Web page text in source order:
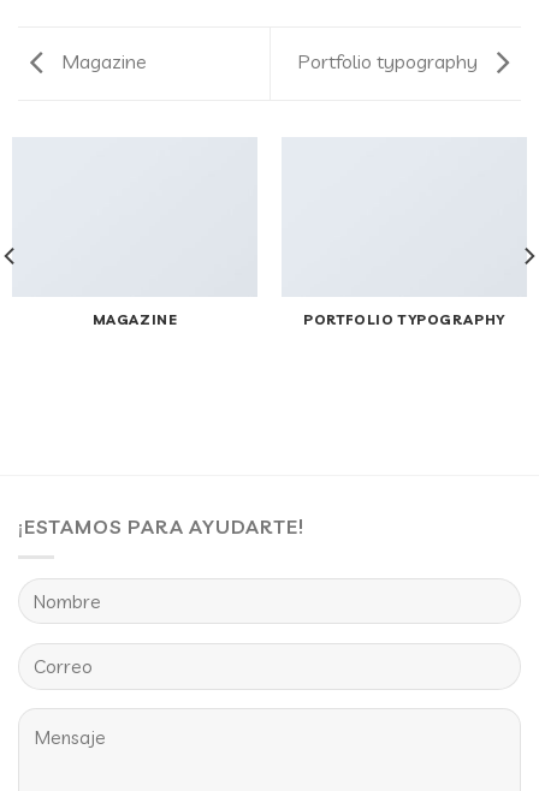
Magazine Portfolio typography
MAGAZINE PORTFOLIO TYPOGRAPHY
¡ESTAMOS PARA AYUDARTE!